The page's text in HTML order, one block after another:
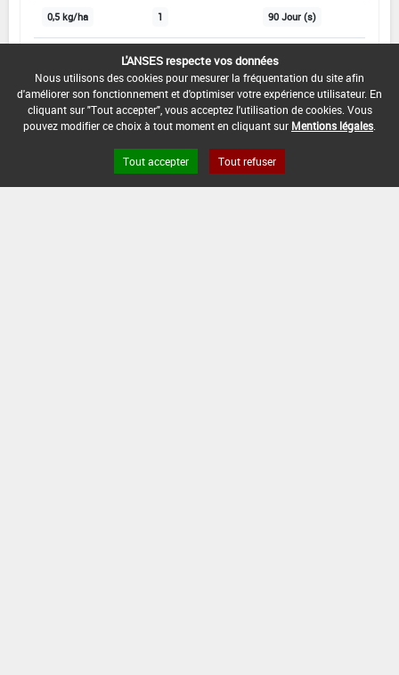
0,5 kg/ha 1 90 Jour (s)
INTERVALLE MINIMUM ENTRE APPLICATIONS :
-
DATE DE RETRAIT DE L'USAGE :
DATE DE FIN DE DISTRIBUTION :
L'ANSES respecte vos données
Nous utilisons des cookies pour mesurer la fréquentation du site afin
d'améliorer son fonctionnement et d'optimiser votre expérience utilisateur. En
cliquant sur "Tout accepter", vous acceptez l'utilisation de cookies. Vous
pouvez modifier ce choix à tout moment en cliquant sur Mentions légales
Tout accepter Tout refuser